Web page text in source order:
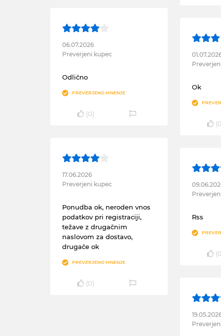
06.07.2026
Preverjeni kupec
Odlično
PREVERJENO MNENJE
(0)
Ok
(0
17.06.2026
Preverjeni kupec
Ponudba ok, neroden vnos
podatkov pri registraciji,
težave z drugačnim
naslovom za dostavo,
drugače ok
PREVERJENO MNENJE
(0)
Rss
(0